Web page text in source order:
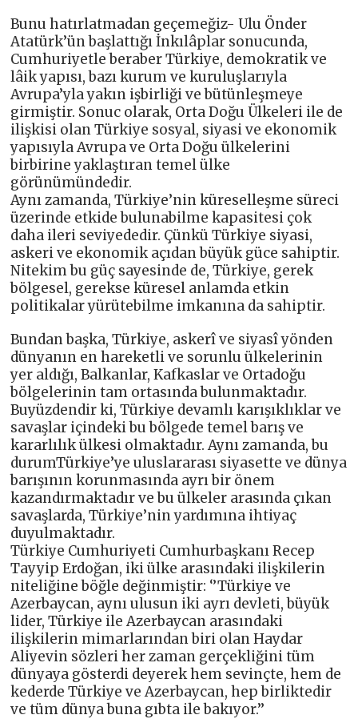
Bunu hatırlatmadan geçemeğiz- Ulu Önder
Atatürk’ün başlattığı İnkılâplar sonucunda,
Cumhuriyetle beraber Türkiye, demokratik ve
lâik yapısı, bazı kurum ve kuruluşlarıyla
Avrupa’yla yakın işbirliği ve bütünleşmeye
girmiştir. Sonuc olarak, Orta Doğu Ülkeleri ile de
ilişkisi olan Türkiye sosyal, siyasi ve ekonomik
yapısıyla Avrupa ve Orta Doğu ülkelerini
birbirine yaklaştıran temel ülke
görünümündedir.
Aynı zamanda, Türkiye’nin küreselleşme süreci
üzerinde etkide bulunabilme kapasitesi çok
daha ileri seviyededir. Çünkü Türkiye siyasi,
askeri ve ekonomik açıdan büyük güce sahiptir.
Nitekim bu güç sayesinde de, Türkiye, gerek
bölgesel, gerekse küresel anlamda etkin
politikalar yürütebilme imkanına da sahiptir.
Bundan başka, Türkiye, askerî ve siyasî yönden
dünyanın en hareketli ve sorunlu ülkelerinin
yer aldığı, Balkanlar, Kafkaslar ve Ortadoğu
bölgelerinin tam ortasında bulunmaktadır.
Buyüzdendir ki, Türkiye devamlı karışıklıklar ve
savaşlar içindeki bu bölgede temel barış ve
kararlılık ülkesi olmaktadır. Aynı zamanda, bu
durumTürkiye’ye uluslararası siyasette ve dünya
barışının korunmasında ayrı bir önem
kazandırmaktadır ve bu ülkeler arasında çıkan
savaşlarda, Türkiye’nin yardımına ihtiyaç
duyulmaktadır.
Türkiye Cumhuriyeti Cumhurbaşkanı Recep
Tayyip Erdoğan, iki ülke arasındaki ilişkilerin
niteliğine böğle değinmiştir: ‘’Türkiye ve
Azerbaycan, aynı ulusun iki ayrı devleti, büyük
lider, Türkiye ile Azerbaycan arasındaki
ilişkilerin mimarlarından biri olan Haydar
Aliyevin sözleri her zaman gerçekliğini tüm
dünyaya gösterdi deyerek hem sevinçte, hem de
kederde Türkiye ve Azerbaycan, hep birliktedir
ve tüm dünya buna gıbta ile bakıyor.’’